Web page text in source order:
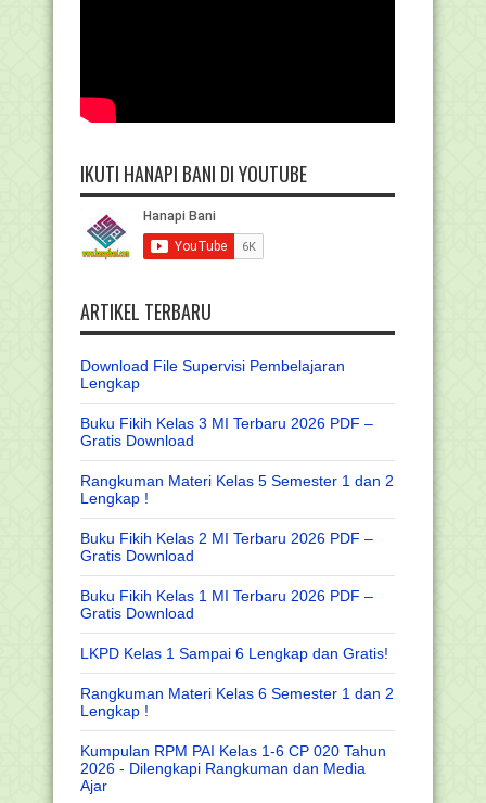
IKUTI HANAPI BANI DI YOUTUBE
ARTIKEL TERBARU
Download File Supervisi Pembelajaran
Lengkap
Buku Fikih Kelas 3 MI Terbaru 2026 PDF –
Gratis Download
Rangkuman Materi Kelas 5 Semester 1 dan 2
Lengkap !
Buku Fikih Kelas 2 MI Terbaru 2026 PDF –
Gratis Download
Buku Fikih Kelas 1 MI Terbaru 2026 PDF –
Gratis Download
LKPD Kelas 1 Sampai 6 Lengkap dan Gratis!
Rangkuman Materi Kelas 6 Semester 1 dan 2
Lengkap !
Kumpulan RPM PAI Kelas 1-6 CP 020 Tahun
2026 - Dilengkapi Rangkuman dan Media
Ajar